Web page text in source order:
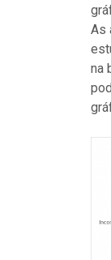
As
na